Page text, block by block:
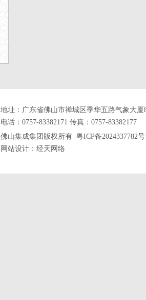
地址： 广东省佛山市禅城区季华五路气象大厦
电话：0757-83382171 传真：0757-83382177
佛山集成集团版权所有 粤ICP备2024337782号
网站设计： 经天网络